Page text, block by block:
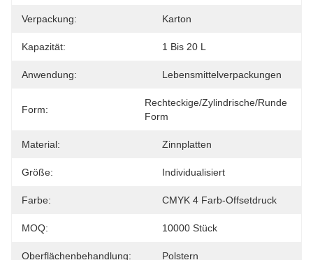
Verpackung: Karton
Kapazität: 1 Bis 20 L
Anwendung: Lebensmittelverpackungen
Form:
Rechteckige/Zylindrische/Runde
Form
Material: Zinnplatten
Größe: Individualisiert
Farbe: CMYK 4 Farb-Offsetdruck
MOQ: 10000 Stück
Oberflächenbehandlung: Polstern